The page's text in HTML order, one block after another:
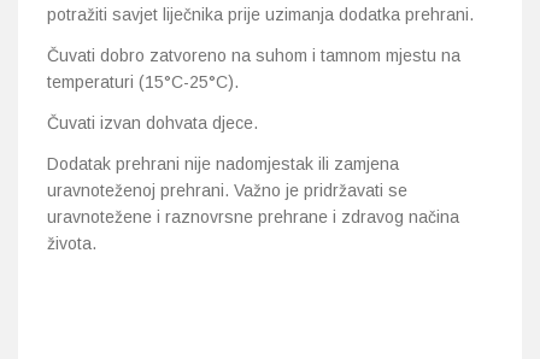
potražiti savjet liječnika prije uzimanja dodatka prehrani.
Čuvati dobro zatvoreno na suhom i tamnom mjestu na
temperaturi (15°C-25°C).
Čuvati izvan dohvata djece.
Dodatak prehrani nije nadomjestak ili zamjena
uravnoteženoj prehrani. Važno je pridržavati se
uravnotežene i raznovrsne prehrane i zdravog načina
života.